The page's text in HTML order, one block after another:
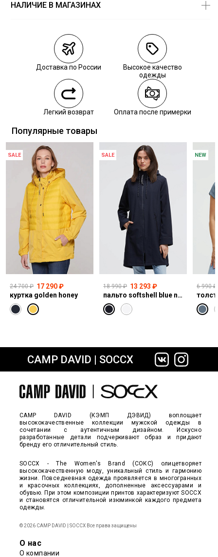
Курьерская доставка СДЭК
Самовывоз из пункта выдачи СДЭК
Самовывоз из наших магазинов
Курьерская доставка СДЭК
Самовывоз из пункта выдачи СДЭК
сайте СДЭК
НАЛИЧИЕ В МАГАЗИНАХ
Доставка по России
Высокое качество
одежды
Легкий возврат Оплата после примерки
Популярные товары
SALE
24 700 ₽ 17 290 ₽
куртка golden honey
SALE
18 990 ₽ 13 293 ₽
пальто softshell blue navy
NEW
6 990 ₽
CAMP DAVID | SOCCX
CAMP DAVID (КЭМП ДЭВИД) воплощает
высококачественные коллекции мужской одежды в
сочетании с аутентичным дизайном. Искусно
разработанные детали подчеркивают образ и придают
бренду его отличительный стиль.
SOCCX - The Women's Brand (СОКС) олицетворяет
высококачественную моду, уникальный стиль и гармонию
жизни. Повседневная одежда проявляется в многогранных
и красочных коллекциях, дополненные аксессуарами и
обувью. При этом композиции принтов характеризуют SOCCX
и становятся отличительной изюминкой каждого предмета
одежды.
© 2026 CAMP DAVID | SOCCX Все права защищены
О нас
О компании